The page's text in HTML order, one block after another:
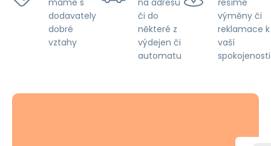
máme s
dodavately
dobré
vztahy
či do
některé z
výdejen či
automatu
výměny či
reklamace k
vaší
spokojenosti